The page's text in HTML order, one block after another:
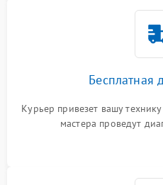
Бесплатная
Курьер привезет вашу
мастера проведут